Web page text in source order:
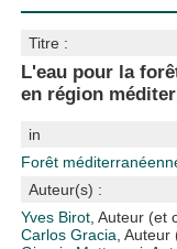
Titre :
L'eau pour la
en région
in
Forêt
Auteur(s) :
Yves Birot , Auteur (et
Carlos Gracia ,